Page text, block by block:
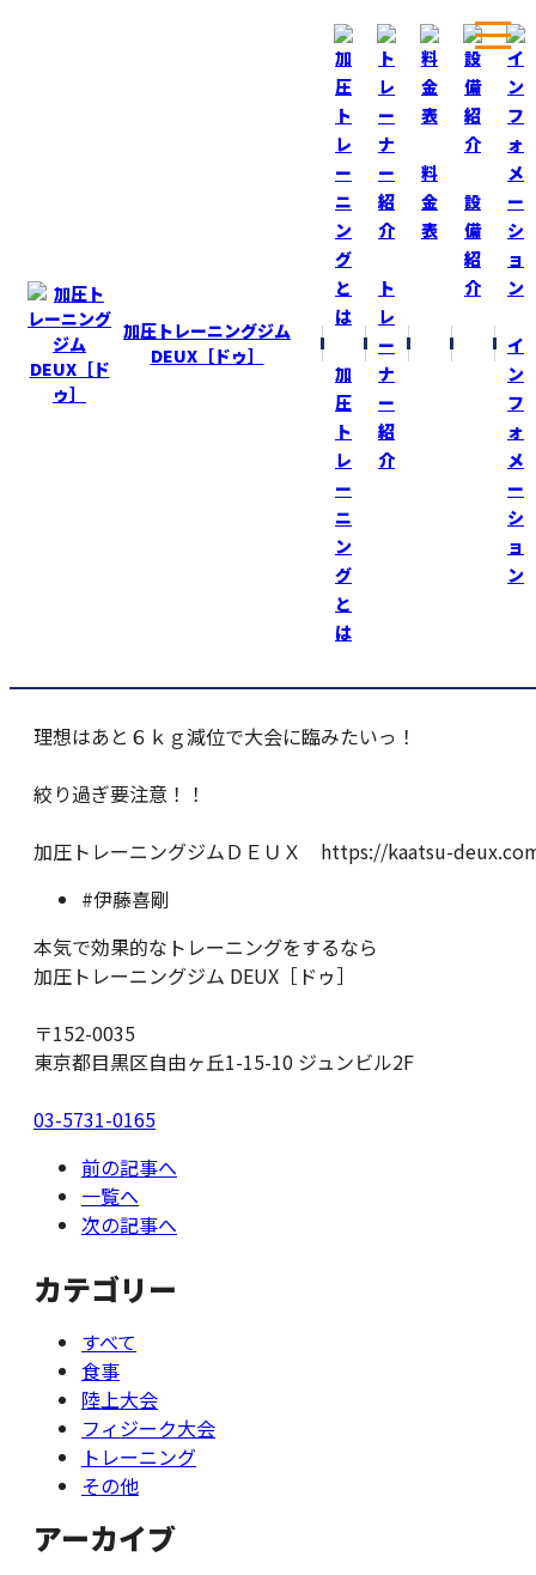
加圧トレーニングジム
DEUX［ドゥ］
加
圧
ト
レ
ー
ニ
ン
グ
と
は
ト
レ
ー
ナ
ー
紹
介
料
金
表
設
備
紹
介
イ
ン
フ
ォ
メ
ー
シ
ョ
ン
体重が１ヶ月で！
2019-5-22
４月２１日から開始して体重が６．７５ｋｇ減りました！
９月２日から増量開始して４月２０日で１７ｋｇ増！ （６
大会まであと２ヶ月あるので、じっくりやって行こうと
理想はあと６ｋｇ減位で大会に臨みたいっ！
絞り過ぎ要注意！！
加圧トレーニングジムＤＥＵＸ https://kaatsu-
#伊藤喜剛
本気で効果的なトレーニングをするなら
加圧トレーニングジム DEUX［ドゥ］
〒152-0035
東京都目黒区自由ヶ丘1-15-10 ジュンビル2F
03-5731-0165
前の記事へ
一覧へ
次の記事へ
カテゴリー
すべて
食事
陸上大会
フィジーク大会
トレーニング
その他
アーカイブ